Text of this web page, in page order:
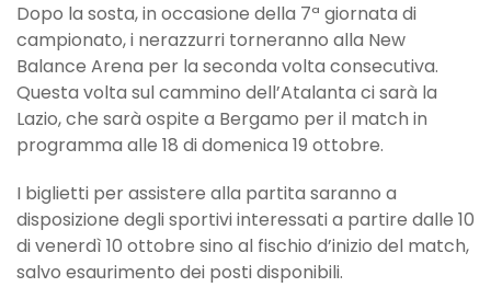
Dopo la sosta, in occasione della 7ª giornata di
campionato, i nerazzurri torneranno alla New
Balance Arena per la seconda volta consecutiva.
Questa volta sul cammino dell’Atalanta ci sarà la
Lazio, che sarà ospite a Bergamo per il match in
programma alle 18 di domenica 19 ottobre.
I biglietti per assistere alla partita saranno a
disposizione degli sportivi interessati a partire dalle 10
di venerdì 10 ottobre sino al fischio d’inizio del match,
salvo esaurimento dei posti disponibili.